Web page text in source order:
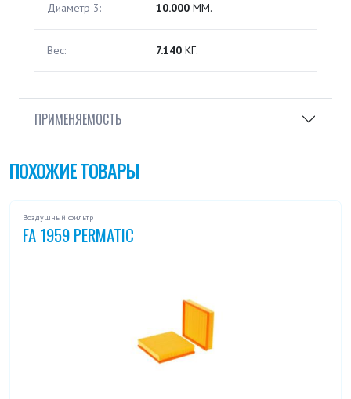
Диаметр 3: 10.000 ММ.
Вес: 7.140 КГ.
ПРИМЕНЯЕМОСТЬ
ПОХОЖИЕ ТОВАРЫ
Воздушный фильтр
FA 1959 PERMATIC